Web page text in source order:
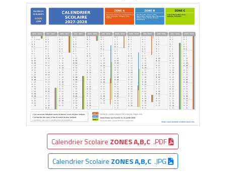
Calendrier Scolaire ZONES A,B,C .PDF
Calendrier Scolaire ZONES A,B,C.JPG